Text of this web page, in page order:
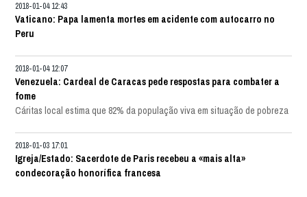
2018-01-04 12:43
Vaticano: Papa lamenta mortes em acidente com autocarro no
Peru
2018-01-04 12:07
Venezuela: Cardeal de Caracas pede respostas para combater a
fome
Cáritas local estima que 82% da população viva em situação de pobreza
2018-01-03 17:01
Igreja/Estado: Sacerdote de Paris recebeu a «mais alta»
condecoração honorífica francesa